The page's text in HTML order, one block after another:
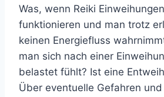
Was, wenn Reiki
funktionieren und man trotz
keinen Energiefluss
man sich nach einer
belastet fühlt? Ist eine
Über eventuelle Gefahren